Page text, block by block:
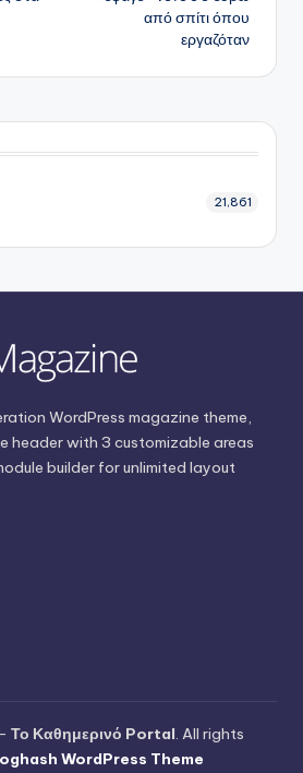
από σπίτι όπου
εργαζόταν
21,861
WordPress magazine theme,
header with 3 customizable areas
builder for unlimited layout
Το Καθημερινό Portal. All rights
WordPress Theme